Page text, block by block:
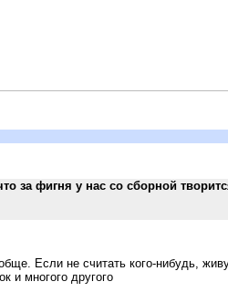
за фигня у нас со сборной
Если не считать кого-нибудь,
и многого другого